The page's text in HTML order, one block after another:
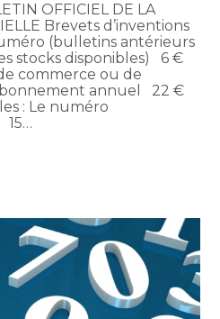
OFFICIEL DE LA
Brevets d’inventions
(bulletins antérieurs
stocks disponibles) 6 €
commerce ou de
annuel 22 €
: Le numéro
15…